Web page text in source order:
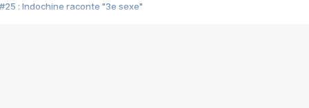
#25 : Indochine raconte "3e sexe"